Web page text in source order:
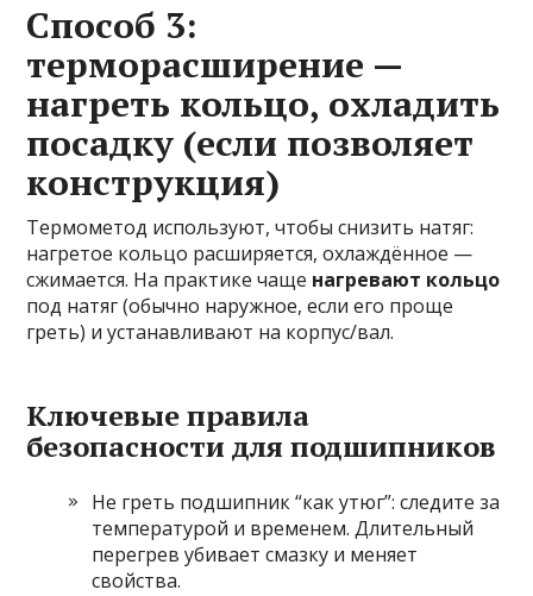
Способ 3:
терморасширение —
нагреть кольцо, охладить
посадку (если позволяет
конструкция)
Термометод используют, чтобы снизить натяг:
нагретое кольцо расширяется, охлаждённое —
сжимается. На практике чаще нагревают кольцо
под натяг (обычно наружное, если его проще
греть) и устанавливают на корпус/вал.
Ключевые правила
безопасности для подшипников
Не греть подшипник “как утюг”: следите за
температурой и временем. Длительный
перегрев убивает смазку и меняет
свойства.